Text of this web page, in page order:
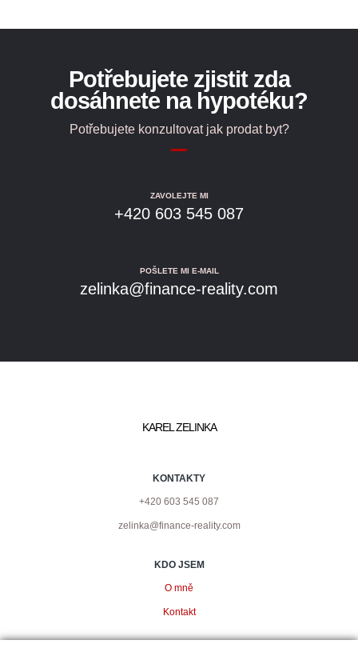
Potřebujete zjistit zda
dosáhnete na hypotéku?
Potřebujete konzultovat jak prodat byt?
ZAVOLEJTE MI
+420 603 545 087
POŠLETE MI E-MAIL
zelinka@finance-reality.com
KAREL ZELINKA
KONTAKTY
+420 603 545 087
zelinka@finance-reality.com
KDO JSEM
O mně
Kontakt